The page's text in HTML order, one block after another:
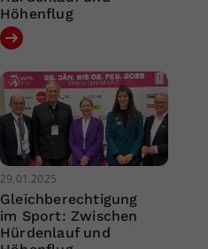
Höhenflug
29.01.2025
Gleichberechtigung
im Sport: Zwischen
Hürdenlauf und